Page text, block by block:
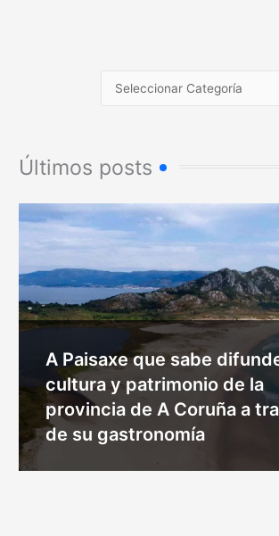
Últimos posts
A Paisaxe que sabe
cultura y patrimonio de la
provincia de A Coruña a
de su gastronomía